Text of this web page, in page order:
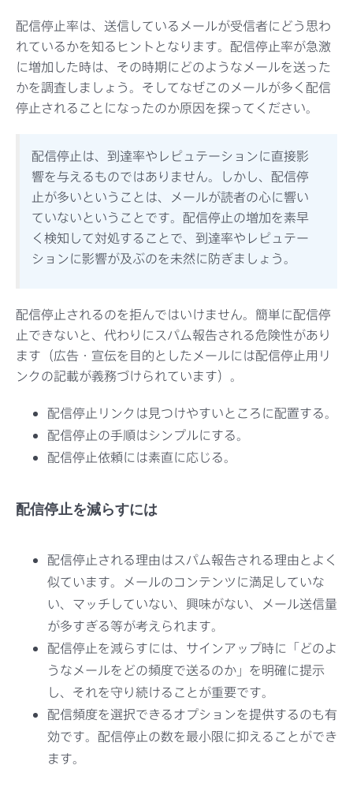
配信停止率は、送信しているメールが受信者にどう思わ
れているかを知るヒントとなります。配信停止率が急激
に増加した時は、その時期にどのようなメールを送った
かを調査しましょう。そしてなぜこのメールが多く配信
停止されることになったのか原因を探ってください。
配信停止は、到達率やレピュテーションに直接影
響を与えるものではありません。しかし、配信停
止が多いということは、メールが読者の心に響い
ていないということです。配信停止の増加を素早
く検知して対処することで、到達率やレピュテー
ションに影響が及ぶのを未然に防ぎましょう。
配信停止されるのを拒んではいけません。簡単に配信停
止できないと、代わりにスパム報告される危険性があり
ます（広告・宣伝を目的としたメールには配信停止用リ
ンクの記載が義務づけられています）。
配信停止リンクは見つけやすいところに配置する。
配信停止の手順はシンプルにする。
配信停止依頼には素直に応じる。
配信停止を減らすには
配信停止される理由はスパム報告される理由とよく
似ています。メールのコンテンツに満足していな
い、マッチしていない、興味がない、メール送信量
が多すぎる等が考えられます。
配信停止を減らすには、サインアップ時に「どのよ
うなメールをどの頻度で送るのか」を明確に提示
し、それを守り続けることが重要です。
配信頻度を選択できるオプションを提供するのも有
効です。配信停止の数を最小限に抑えることができ
ます。